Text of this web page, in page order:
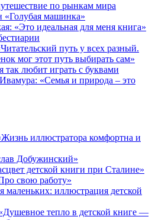
по рынкам мира
машинка»
«Это идеальная для меня книга»
путь у всех разный.
мог этот путь выбирать сам»
так любит играть с буквами
«Семья и природа – это
иллюстратора комфортна и
Добужинский»
детской книги при Сталине»
свою работу»
иллюстрация детской
тепло в детской книге —